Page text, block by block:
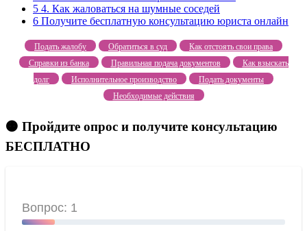
5 4. Как жаловаться на шумные соседей
6 Получите бесплатную консультацию юриста онлайн
Подать жалобу Обратиться в суд
Как отстоять свои права
Справки из банка
Правильная подача документов
Как взыскать
долг
Исполнительное производство
Подать документы
Необходимые действия
🟠 Пройдите опрос и получите консультацию
БЕСПЛАТНО